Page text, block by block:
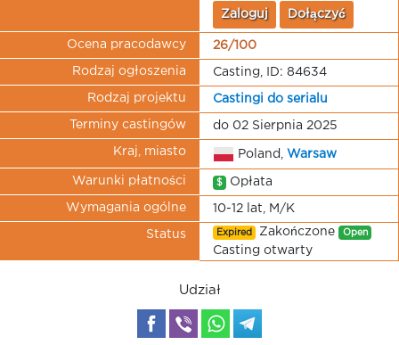
Zaloguj Dołączyć
Ocena pracodawcy 26/100
Rodzaj ogłoszenia Casting, ID: 84634
Rodzaj projektu Castingi do serialu
Terminy castingów do 02 Sierpnia 2025
Kraj, miasto Poland, Warsaw
Warunki płatności $ Opłata
Wymagania ogólne 10-12 lat, M/K
Status Expired Zakończone Open
Casting otwarty
Udział